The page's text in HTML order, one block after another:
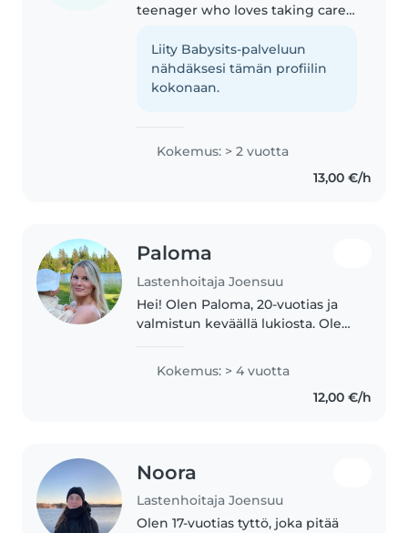
teenager who loves taking care
experience, I'm comfortable with
babies, toddlers, and
preschoolers. I can help with..
Liity Babysits-palveluun
nähdäksesi tämän profiilin
kokonaan.
Kokemus: > 2 vuotta
13,00 €/h
Paloma
Lastenhoitaja Joensuu
Hei! Olen Paloma, 20-vuotias ja
valmistun keväällä lukiosta. Olen
lasten kanssa. Minulla on usean
vuoden kokemus eri-ikäisistä..
Kokemus: > 4 vuotta
12,00 €/h
Noora
Lastenhoitaja Joensuu
Olen 17-vuotias tyttö, joka pitää